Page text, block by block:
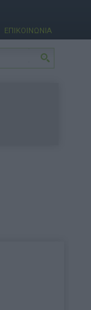
ΕΠΙΚΟΙΝΩΝΙΑ